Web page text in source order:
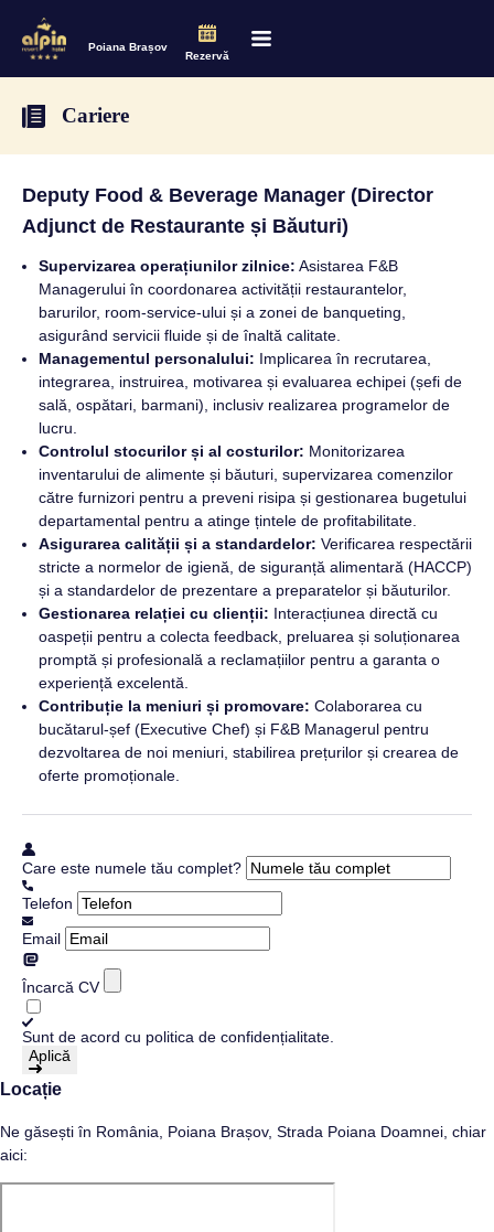
Poiana Brașov
Rezervă
Cariere
Deputy Food & Beverage Manager (Director
Adjunct de Restaurante și Băuturi)
Supervizarea operațiunilor zilnice: Asistarea F&B
Managerului în coordonarea activității restaurantelor,
barurilor, room-service-ului și a zonei de banqueting,
asigurând servicii fluide și de înaltă calitate.
Managementul personalului: Implicarea în recrutarea,
integrarea, instruirea, motivarea și evaluarea echipei (șefi de
sală, ospătari, barmani), inclusiv realizarea programelor de
lucru.
Controlul stocurilor și al costurilor: Monitorizarea
inventarului de alimente și băuturi, supervizarea comenzilor
către furnizori pentru a preveni risipa și gestionarea bugetului
departamental pentru a atinge țintele de profitabilitate.
Asigurarea calității și a standardelor: Verificarea respectării
stricte a normelor de igienă, de siguranță alimentară (HACCP)
și a standardelor de prezentare a preparatelor și băuturilor.
Gestionarea relației cu clienții: Interacțiunea directă cu
oaspeții pentru a colecta feedback, preluarea și soluționarea
promptă și profesională a reclamațiilor pentru a garanta o
experiență excelentă.
Contribuție la meniuri și promovare: Colaborarea cu
bucătarul-șef (Executive Chef) și F&B Managerul pentru
dezvoltarea de noi meniuri, stabilirea prețurilor și crearea de
oferte promoționale.
Care este numele tău complet?
Telefon
Email
Încarcă CV
Sunt de acord cu politica de confidențialitate
Aplică
Locație
Ne găsești în România, Poiana Brașov, Strada Poiana Doamnei, chiar
aici: